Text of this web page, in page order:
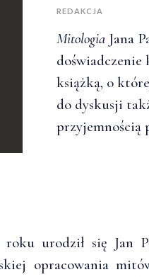
REDAKCJA
Mitologia Jana
książką, o
do dyskusji
przyjemnością
roku urodził się Jan
opracowania